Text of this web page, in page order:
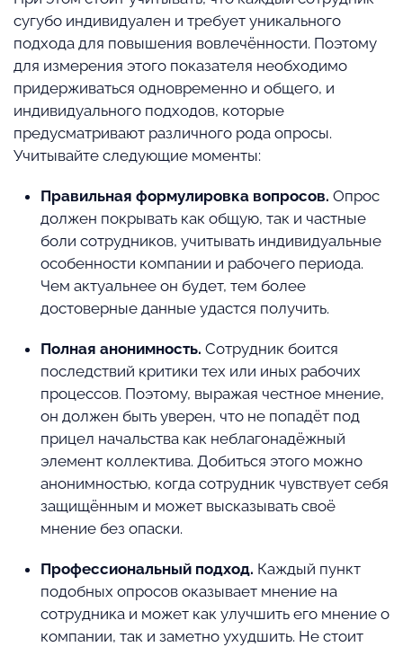
сугубо индивидуален и требует уникального
подхода для повышения вовлечённости. Поэтому
для измерения этого показателя необходимо
придерживаться одновременно и общего, и
индивидуального подходов, которые
предусматривают различного рода опросы.
Учитывайте следующие моменты:
Правильная формулировка вопросов. Опрос
должен покрывать как общую, так и частные
боли сотрудников, учитывать индивидуальные
особенности компании и рабочего периода.
Чем актуальнее он будет, тем более
достоверные данные удастся получить.
Полная анонимность. Сотрудник боится
последствий критики тех или иных рабочих
процессов. Поэтому, выражая честное мнение,
он должен быть уверен, что не попадёт под
прицел начальства как неблагонадёжный
элемент коллектива. Добиться этого можно
анонимностью, когда сотрудник чувствует себя
защищённым и может высказывать своё
мнение без опаски.
Профессиональный подход. Каждый пункт
подобных опросов оказывает мнение на
сотрудника и может как улучшить его мнение о
компании, так и заметно ухудшить. Не стоит